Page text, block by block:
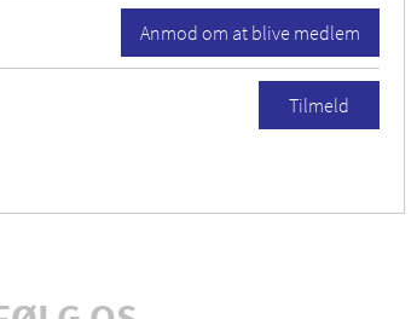
Anmod om at blive medlem
Tilmeld